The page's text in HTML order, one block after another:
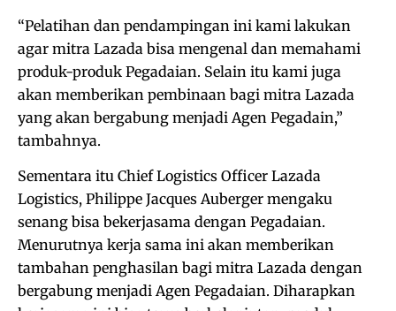
“Pelatihan dan pendampingan ini kami lakukan
agar mitra Lazada bisa mengenal dan memahami
produk-produk Pegadaian. Selain itu kami juga
akan memberikan pembinaan bagi mitra Lazada
yang akan bergabung menjadi Agen Pegadain,”
tambahnya.
Sementara itu Chief Logistics Officer Lazada
Logistics, Philippe Jacques Auberger mengaku
senang bisa bekerjasama dengan Pegadaian.
Menurutnya kerja sama ini akan memberikan
tambahan penghasilan bagi mitra Lazada dengan
bergabung menjadi Agen Pegadaian. Diharapkan